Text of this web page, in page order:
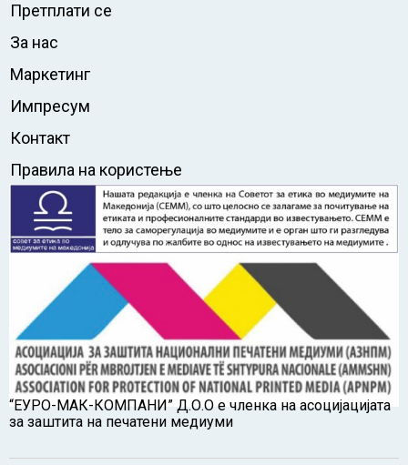
Претплати се
За нас
Маркетинг
Импресум
Контакт
Правила на користење
“ЕУРО-МАК-КОМПАНИ” Д.О.О е членка на асоцијацијата
за заштита на печатени медиуми